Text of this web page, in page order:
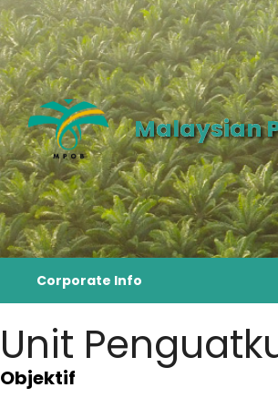
Malaysian
Corporate Info
Unit
Objektif